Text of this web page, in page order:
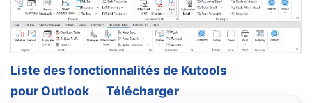
Liste des fonctionnalités de Kutools
pour Outlook
Télécharger